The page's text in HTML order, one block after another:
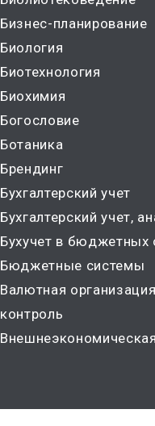
Бизнес-планирование
Биология
Биотехнология
Биохимия
Богословие
Ботаника
Брендинг
Бухгалтерский учет
Бухгалтерский учет,
Бухучет в бюджетных
Бюджетные системы
Валютная организация и валютный
контроль